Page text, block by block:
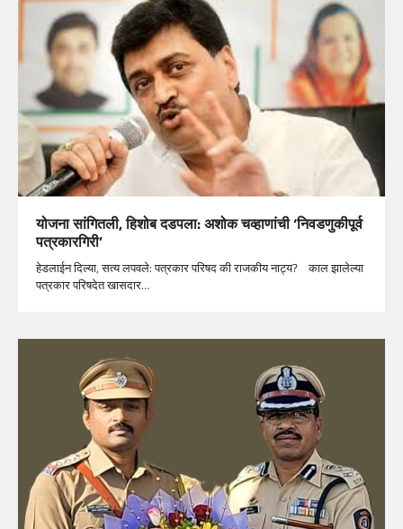
योजना सांगितली, हिशोब दडपला: अशोक चव्हाणांची ‘निवडणुकीपूर्व
पत्रकारगिरी’
हेडलाईन दिल्या, सत्य लपवले: पत्रकार परिषद की राजकीय नाट्य? काल झालेल्या
पत्रकार परिषदेत खासदार…